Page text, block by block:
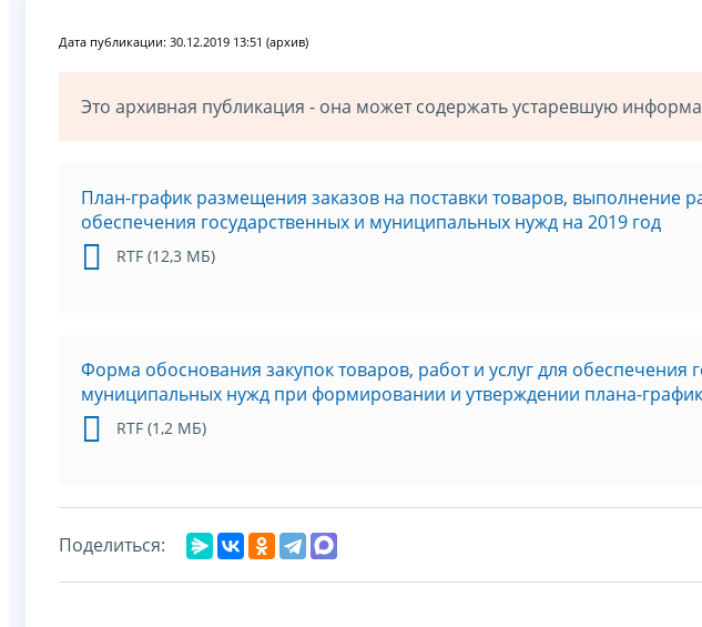
Дата публикации: 30.12.2019 13:51 (архив)
Это архивная публикация - она может содержать устаревшую
План-график размещения заказов на поставки товаров, выполнение
обеспечения государственных и муниципальных нужд на 2019 год
RTF (12,3 МБ)
Форма обоснования закупок товаров, работ и услуг для обеспечения
муниципальных нужд при формировании и утверждении плана-
RTF (1,2 МБ)
Поделиться: